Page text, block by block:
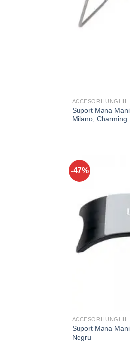
ACCESORII UNGHII
Suport Mana
Milano, Charming
-47%
ACCESORII UNGHII
Suport Mana
Negru